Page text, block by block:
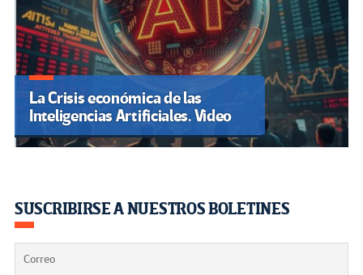
La Crisis económica de las
Inteligencias Artificiales. Video
SUSCRIBIRSE A NUESTROS BOLETINES